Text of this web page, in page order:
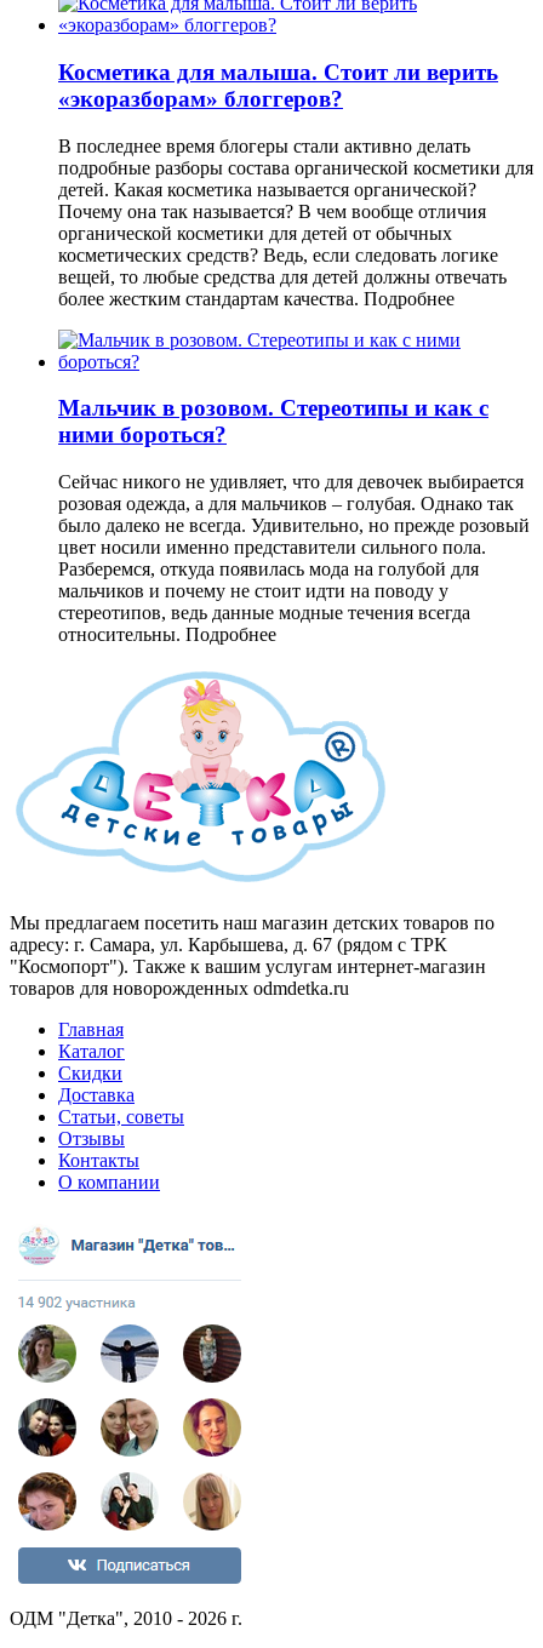
Косметика для малыша. Стоит ли верить
«экоразборам» блоггеров?
В последнее время блогеры стали активно делать
подробные разборы состава органической косметики для
детей. Какая косметика называется органической?
Почему она так называется? В чем вообще отличия
органической косметики для детей от обычных
косметических средств? Ведь, если следовать логике
вещей, то любые средства для детей должны отвечать
более жестким стандартам качества. Подробнее
Мальчик в розовом. Стереотипы и как с
ними бороться?
Сейчас никого не удивляет, что для девочек выбирается
розовая одежда, а для мальчиков – голубая. Однако так
было далеко не всегда. Удивительно, но прежде розовый
цвет носили именно представители сильного пола.
Разберемся, откуда появилась мода на голубой для
мальчиков и почему не стоит идти на поводу у
стереотипов, ведь данные модные течения всегда
относительны. Подробнее
Мы предлагаем посетить наш магазин детских товаров по
адресу: г. Самара, ул. Карбышева, д. 67 (рядом с ТРК
"Космопорт"). Также к вашим услугам интернет-магазин
товаров для новорожденных odmdetka.ru
Главная
Каталог
Скидки
Доставка
Статьи, советы
Отзывы
Контакты
О компании
ОДМ "Детка", 2010 - 2026 г.